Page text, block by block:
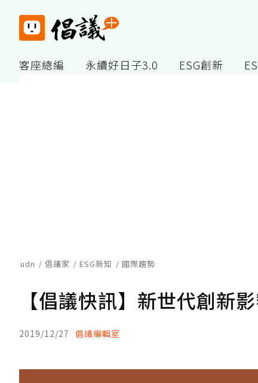
客座總編 永續好日子3.0 ESG創新
udn 倡議家 ESG新知 國際趨勢
【倡議快訊】新世代創新
2019/12/27 倡議編輯室